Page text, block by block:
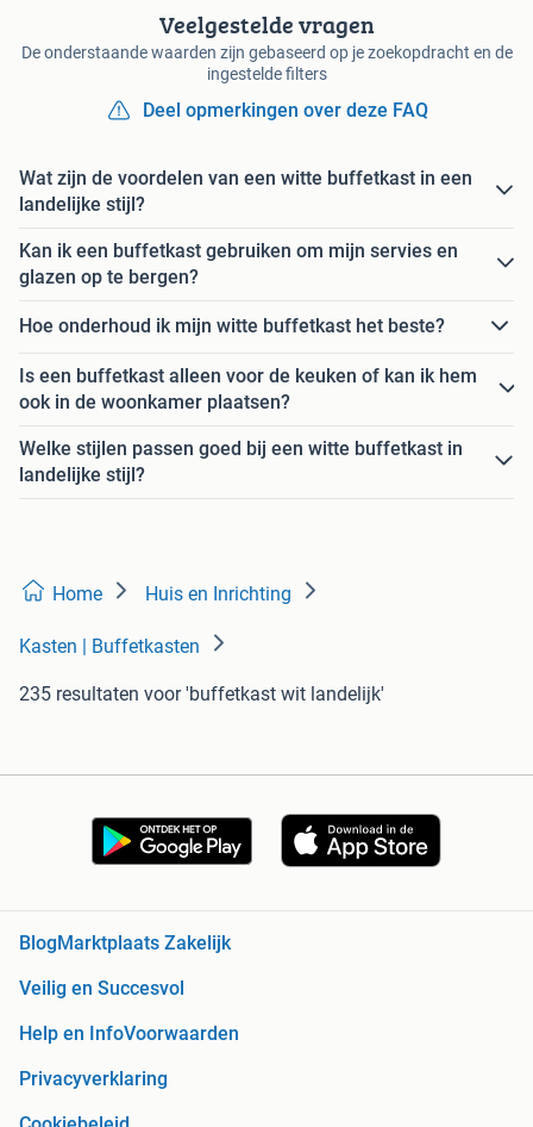
Veelgestelde vragen
De onderstaande waarden zijn gebaseerd op je zoekopdracht en de
ingestelde filters
Deel opmerkingen over deze FAQ
Wat zijn de voordelen van een witte buffetkast in een
landelijke stijl?
Kan ik een buffetkast gebruiken om mijn servies en
glazen op te bergen?
Hoe onderhoud ik mijn witte buffetkast het beste?
Is een buffetkast alleen voor de keuken of kan ik hem
ook in de woonkamer plaatsen?
Welke stijlen passen goed bij een witte buffetkast in
landelijke stijl?
Home Huis en Inrichting
Kasten | Buffetkasten
235 resultaten voor 'buffetkast wit landelijk'
BlogMarktplaats Zakelijk
Veilig en Succesvol
Help en InfoVoorwaarden
Privacyverklaring